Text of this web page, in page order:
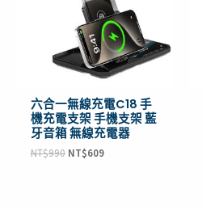
六合一無線充電C18 手
機充電支架 手機支架 藍
牙音箱 無線充電器
NT$990 NT$609